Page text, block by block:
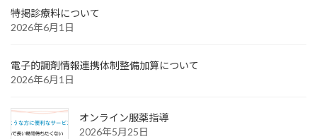
特掲診療料について
2026年6月1日
電子的調剤情報連携体制整備加算について
2026年6月1日
オンライン服薬指導
2026年5月25日